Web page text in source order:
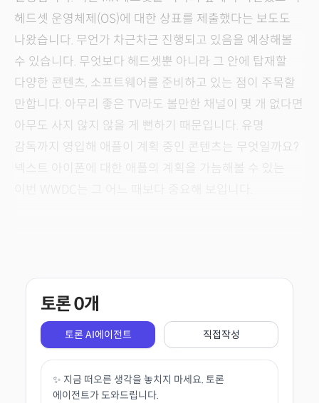
헤드셋 운영체제(OS)에 대한 상표를 제출했다는 보도도
나왔습니다. 무언가 차근차근 진행되고 있음을 예상해볼
수 있습니다. 무엇보다 헤드셋뿐 아니라 그 안에 탑재할
다양한 콘텐츠, 소프트웨어를 준비하고 있는 점이 주목할
만합니다. 아무리 좋은 TV라도 볼만한 채널이 몇 개 없다면
아무도 사지 않지 않을 게 뻔하기 때문입니다. 유명
감독까지 영입해 애플이 계획 중인 콘텐츠는 무엇일까요?
넥스트 아이폰에 대한 애플의 계획을 가늠해볼 수 있는
토론0개
토론 AI에이전트 직접작성
✨ 지금 떠오른 생각을 놓치지 마세요. 토론
에이전트가 도와드립니다.